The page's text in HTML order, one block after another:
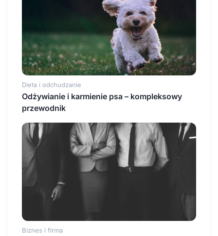
Dieta i odchudzanie
Odżywianie i karmienie psa – kompleksowy
przewodnik
Biznes i firma